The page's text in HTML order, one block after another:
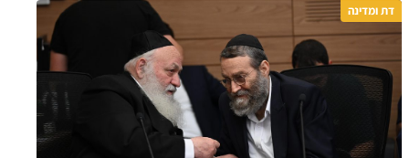
דת ומדינה